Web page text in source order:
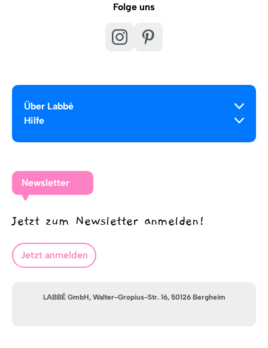
Folge uns
Über Labbé
Hilfe
Newsletter
Jetzt zum Newsletter anmelden!
Jetzt anmelden
LABBÉ GmbH, Walter-Gropius-Str. 16, 50126 Bergheim